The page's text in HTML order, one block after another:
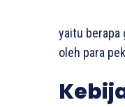
yaitu berapa
oleh para